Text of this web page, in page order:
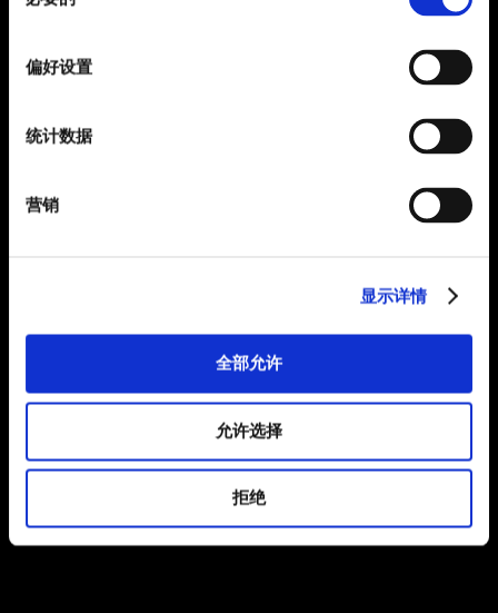
偏好设置
统计数据
营销
显示详情
全部允许
允许选择
拒绝